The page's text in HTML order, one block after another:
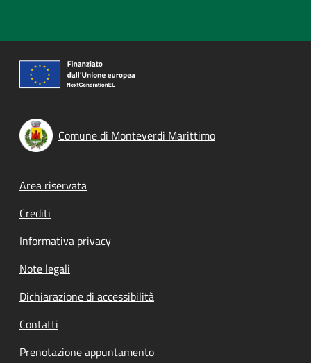
Comune di Monteverdi Marittimo
Footer menu
Area riservata
Crediti
Informativa privacy
Note legali
Dichiarazione di accessibilità
Contatti
Prenotazione appuntamento